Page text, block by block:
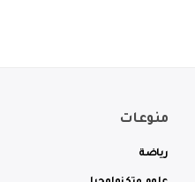
منوعات
رياضة